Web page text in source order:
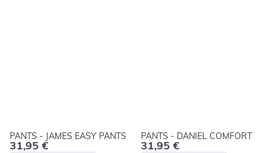
PANTS - JAMES EASY PANTS
31,95 €
PANTS - DANIEL COMFORT
31,95 €